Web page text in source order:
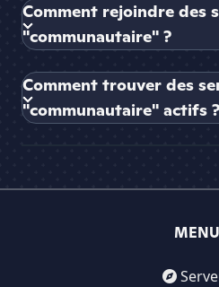
Comment rejoindre des
"communautaire" ?
Comment trouver des
"communautaire" actifs ?